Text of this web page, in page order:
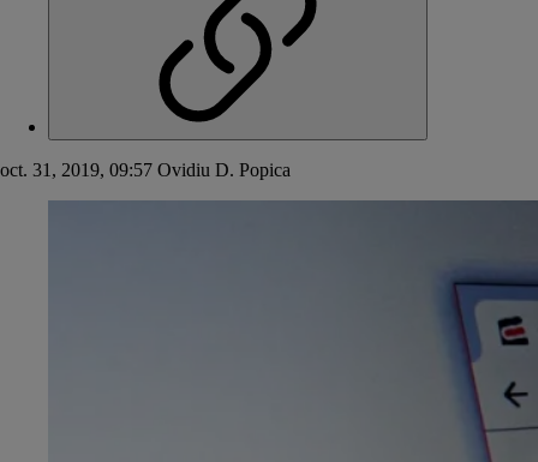
oct. 31, 2019, 09:57 Ovidiu D. Popica